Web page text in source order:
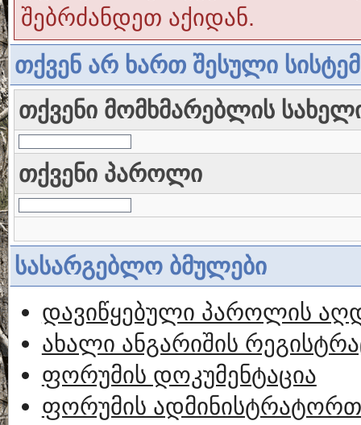
შებრძანდეთ აქიდან.
თქვენ არ ხართ შესული
თქვენი მომხმარებლის
თქვენი პაროლი
სასარგებლო ბმულები
დავიწყებული პაროლის
ახალი ანგარიშის
ფორუმის დოკუმენტაცია
ფორუმის